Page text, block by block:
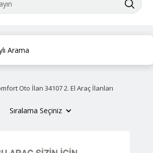
Arama
Oto İlan 34107 2. El Araç İlanları
Sıralama Seçiniz